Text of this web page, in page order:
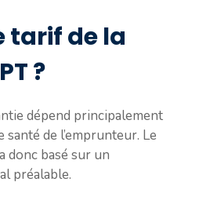
tarif de la
?
dépend principalement
santé de l’emprunteur. Le
donc basé sur un
préalable.